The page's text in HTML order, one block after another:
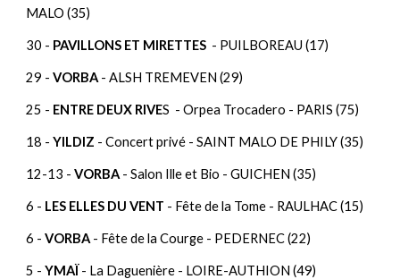
MALO (35)
30 - PAVILLONS ET MIRETTES - PUILBOREAU (17)
29 -VORBA - ALSH TREMEVEN (29)
25 - ENTRE DEUX RIVES - Orpea Trocadero - PARIS (75)
18 -YILDIZ - Concert privé - SAINT MALO DE PHILY (35)
12-13 -VORBA - Salon Ille et Bio - GUICHEN (35)
6 - LES ELLES DU VENT - Fête de la Tome - RAULHAC (15)
6 -VORBA - Fête de la Courge - PEDERNEC (22)
5 -YMAÏ- La Daguenière - LOIRE-AUTHION (49)